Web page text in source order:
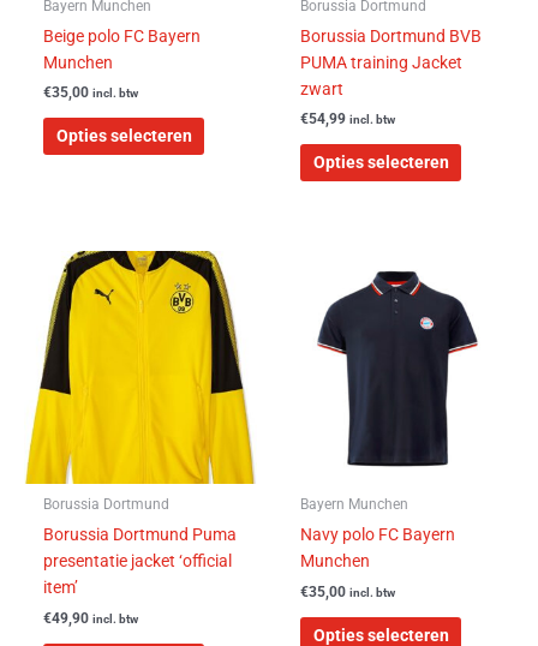
Bayern Munchen
Beige polo FC Bayern
Munchen
€35,00 incl. btw
Opties selecteren
Borussia Dortmund
Borussia Dortmund BVB
PUMA training Jacket
zwart
€54,99 incl. btw
Opties selecteren
op
de
Borussia Dortmund
Borussia Dortmund Puma
presentatie jacket ‘official
item’
€49,90 incl. btw
Dit
product
heeft
meerdere
variaties.
Deze
kan
gekozen
op
de
Bayern Munchen
Navy polo FC Bayern
Munchen
€35,00 incl. btw
Opties selecteren
heeft
meerdere